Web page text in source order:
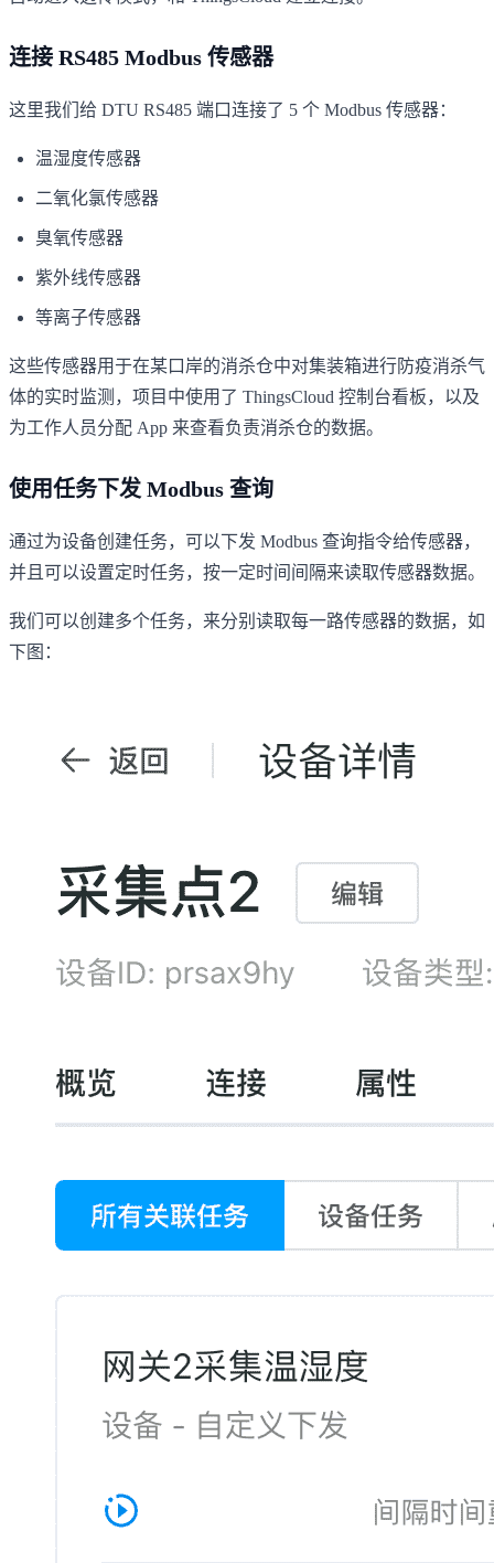
连接 RS485 Modbus 传感器
这里我们给 DTU RS485 端口连接了 5 个 Modbus 传感器：
温湿度传感器
二氧化氯传感器
臭氧传感器
紫外线传感器
等离子传感器
这些传感器用于在某口岸的消杀仓中对集装箱进行防疫消杀气
体的实时监测，项目中使用了 ThingsCloud 控制台看板，以及
为工作人员分配 App 来查看负责消杀仓的数据。
使用任务下发 Modbus 查询
通过为设备创建任务，可以下发 Modbus 查询指令给传感器，
并且可以设置定时任务，按一定时间间隔来读取传感器数据。
我们可以创建多个任务，来分别读取每一路传感器的数据，如
下图：